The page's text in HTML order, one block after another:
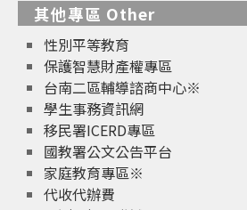
其他專區 Other
性別平等教育
保護智慧財產權專區
台南二區輔導諮商中心※
學生事務資訊網
移民署ICERD專區
國教署公文公告平台
家庭教育專區※
代收代辦費